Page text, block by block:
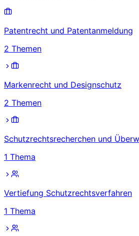
Patentrecht und Patentanmeldung
2 Themen
Markenrecht und Designschutz
2 Themen
Schutzrechtsrecherchen und
1 Thema
Vertiefung Schutzrechtsverfahren
1 Thema